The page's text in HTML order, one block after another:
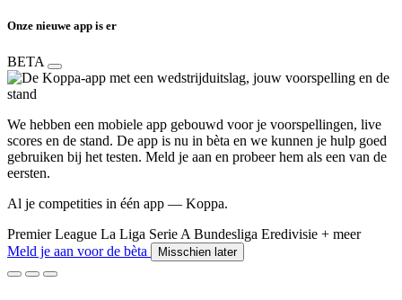
Onze nieuwe app is er
BETA
We hebben een mobiele app gebouwd voor je voorspellingen, live
scores en de stand. De app is nu in bèta en we kunnen je hulp goed
gebruiken bij het testen. Meld je aan en probeer hem als een van de
eersten.
Al je competities in één app — Koppa.
Premier League La Liga Serie A Bundesliga Eredivisie + meer
Meld je aan voor de bèta
Misschien later